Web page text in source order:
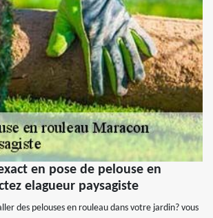
en pose de pelouse en
elagueur paysagiste
des pelouses en rouleau dans votre jardin? vous